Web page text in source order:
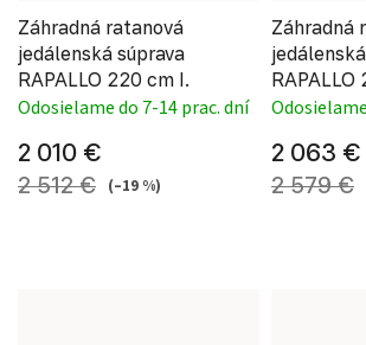
Záhradná ratanová
jedálenská súprava
RAPALLO 220 cm I.
Odosielame do 7-14 prac. dní
2 010 €
2 512 € (–19 %)
Záhradná
RAPALLO
2 063 €
2 579 €